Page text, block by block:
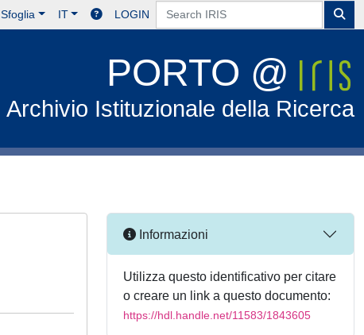
Sfoglia IT LOGIN
PORTO @
Archivio Istituzionale della Ricerca
Informazioni
Utilizza questo identificativo per citare
o creare un link a questo documento:
https://hdl.handle.net/11583/1843605